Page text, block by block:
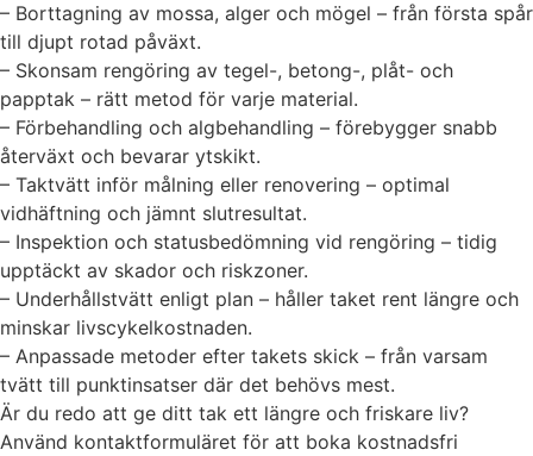
– Borttagning av mossa, alger och mögel – från första spår
till djupt rotad påväxt.
– Skonsam rengöring av tegel-, betong-, plåt- och
papptak – rätt metod för varje material.
– Förbehandling och algbehandling – förebygger snabb
återväxt och bevarar ytskikt.
– Taktvätt inför målning eller renovering – optimal
vidhäftning och jämnt slutresultat.
– Inspektion och statusbedömning vid rengöring – tidig
upptäckt av skador och riskzoner.
– Underhållstvätt enligt plan – håller taket rent längre och
minskar livscykelkostnaden.
– Anpassade metoder efter takets skick – från varsam
tvätt till punktinsatser där det behövs mest.
Är du redo att ge ditt tak ett längre och friskare liv?
Använd kontaktformuläret för att boka kostnadsfri